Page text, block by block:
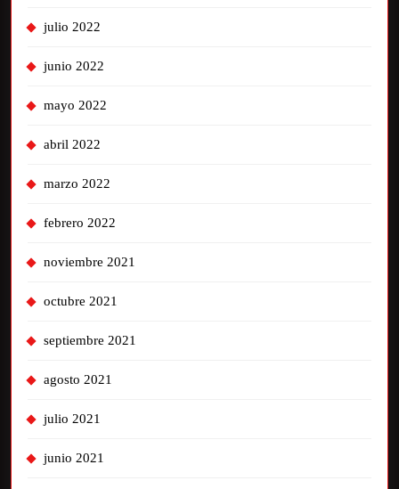
julio 2022
junio 2022
mayo 2022
abril 2022
marzo 2022
febrero 2022
noviembre 2021
octubre 2021
septiembre 2021
agosto 2021
julio 2021
junio 2021